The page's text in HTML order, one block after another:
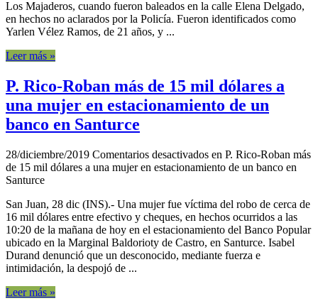
Los Majaderos, cuando fueron baleados en la calle Elena Delgado,
en hechos no aclarados por la Policía. Fueron identificados como
Yarlen Vélez Ramos, de 21 años, y ...
Leer más »
P. Rico-Roban más de 15 mil dólares a
una mujer en estacionamiento de un
banco en Santurce
28/diciembre/2019 Comentarios desactivados en P. Rico-Roban más
de 15 mil dólares a una mujer en estacionamiento de un banco en
Santurce
San Juan, 28 dic (INS).- Una mujer fue víctima del robo de cerca de
16 mil dólares entre efectivo y cheques, en hechos ocurridos a las
10:20 de la mañana de hoy en el estacionamiento del Banco Popular
ubicado en la Marginal Baldorioty de Castro, en Santurce. Isabel
Durand denunció que un desconocido, mediante fuerza e
intimidación, la despojó de ...
Leer más »